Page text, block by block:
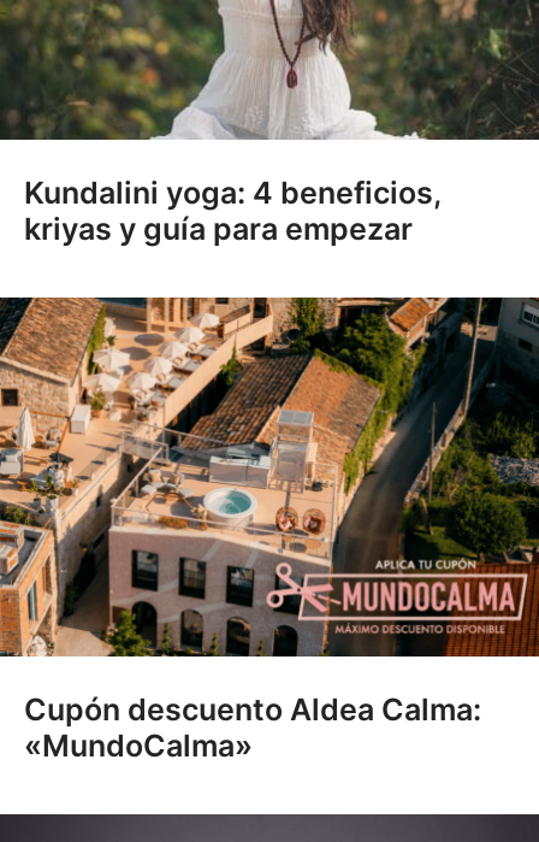
Kundalini yoga: 4 beneficios,
kriyas y guía para empezar
Cupón descuento Aldea Calma:
«MundoCalma»